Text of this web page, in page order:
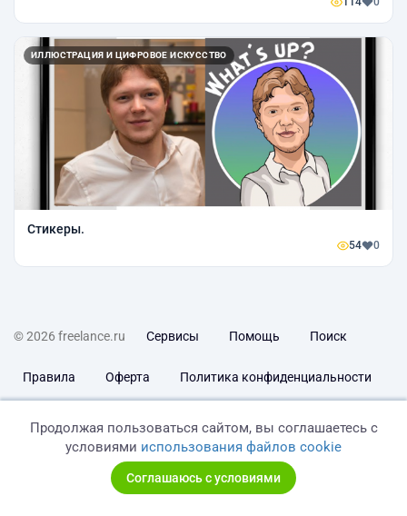
ИЛЛЮСТРАЦИЯ И ЦИФРОВОЕ ИСКУССТВО
Стикеры.
54 0
© 2026 freelance.ru Сервисы Помощь Поиск
Правила Оферта Политика конфиденциальности
Продолжая пользоваться сайтом, вы соглашаетесь с
условиями использования файлов cookie
Соглашаюсь с условиями